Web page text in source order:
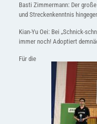
Basti Zimmermann: Der
und Streckenkenntnis
Kian-Yu Oei: Bei „Schnick-
immer noch! Adoptiert
Für die